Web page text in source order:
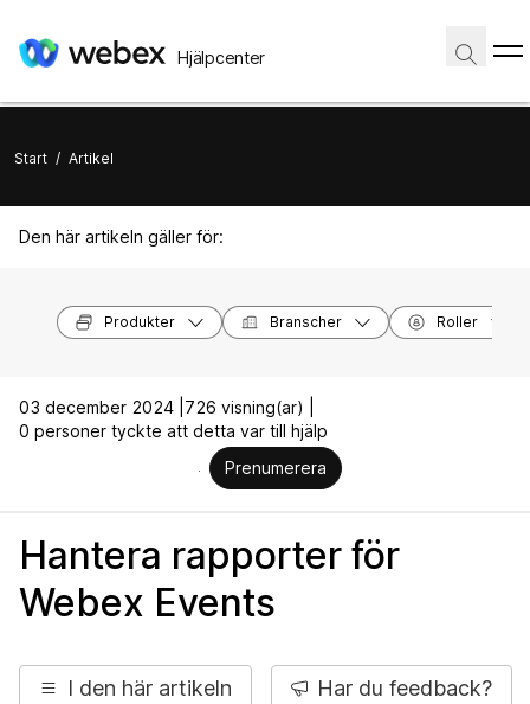
Hjälpcenter
Start / Artikel
Den här artikeln gäller för:
Produkter Branscher Roller
03 december 2024 | 726 visning(ar) |
0 personer tyckte att detta var till hjälp
Prenumerera
Hantera rapporter för
Webex Events
I den här artikeln Har du feedback?